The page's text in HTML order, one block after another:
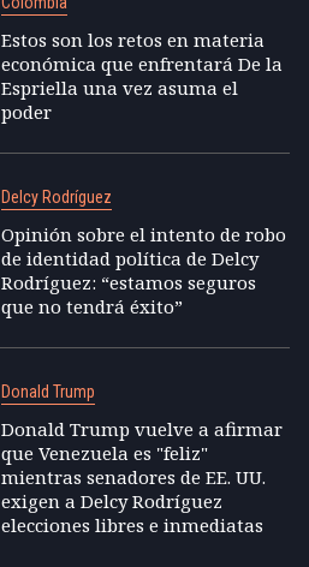
Estos son los retos en materia
económica que enfrentará De la
Espriella una vez asuma el
poder
Delcy Rodríguez
Opinión sobre el intento de robo
de identidad política de Delcy
Rodríguez: “estamos seguros
que no tendrá éxito”
Donald Trump
Donald Trump vuelve a afirmar
que Venezuela es "feliz"
mientras senadores de EE. UU.
exigen a Delcy Rodríguez
elecciones libres e inmediatas